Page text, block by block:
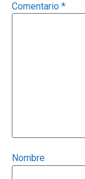
Comentario *
Nombre